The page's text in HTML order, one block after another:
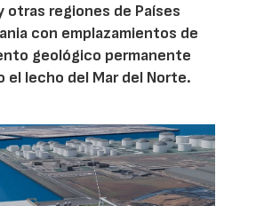
otras regiones de Países
con emplazamientos de
geológico permanente
el lecho del Mar del Norte.